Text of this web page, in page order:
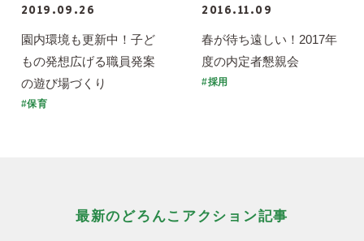
2019.09.26
園内環境も更新中！子ど
もの発想広げる職員発案
の遊び場づくり
#保育
2016.11.09
春が待ち遠しい！2017年
度の内定者懇親会
#採用
最新のどろんこアクション記事